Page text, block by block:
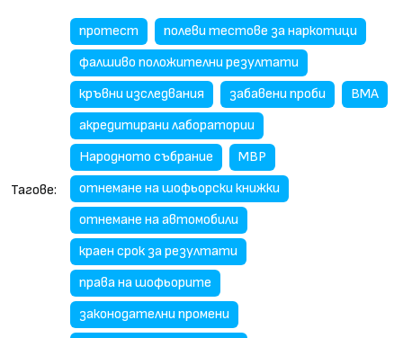
Тагове:
протест
полеви тестове за наркотици
фалшиво положителни резултати
кръвни изследвания
забавени проби
ВМА
акредитирани лаборатории
Народното събрание
МВР
отнемане на шофьорски книжки
отнемане на автомобили
краен срок за резултати
права на шофьорите
законодателни промени